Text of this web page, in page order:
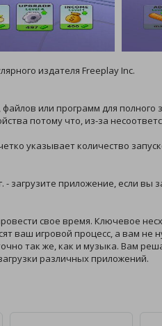
издателя Freeplay Inc.
или программ для полного
потому что, из-за
указывает количество
загрузите приложение, если вы
свое время. Ключевое
ваш игровой процесс, а вам не
так же, как и музыка. Вам
различных приложений.